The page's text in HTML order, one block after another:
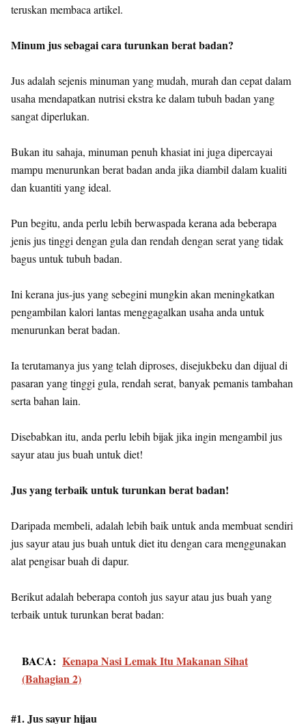
teruskan membaca artikel.
Minum jus sebagai cara turunkan berat badan?
Jus adalah sejenis minuman yang mudah, murah dan cepat dalam
usaha mendapatkan nutrisi ekstra ke dalam tubuh badan yang
sangat diperlukan.
Bukan itu sahaja, minuman penuh khasiat ini juga dipercayai
mampu menurunkan berat badan anda jika diambil dalam kualiti
dan kuantiti yang ideal.
Pun begitu, anda perlu lebih berwaspada kerana ada beberapa
jenis jus tinggi dengan gula dan rendah dengan serat yang tidak
bagus untuk tubuh badan.
Ini kerana jus-jus yang sebegini mungkin akan meningkatkan
pengambilan kalori lantas menggagalkan usaha anda untuk
menurunkan berat badan.
Ia terutamanya jus yang telah diproses, disejukbeku dan dijual di
pasaran yang tinggi gula, rendah serat, banyak pemanis tambahan
serta bahan lain.
Disebabkan itu, anda perlu lebih bijak jika ingin mengambil jus
sayur atau jus buah untuk diet!
Jus yang terbaik untuk turunkan berat badan!
Daripada membeli, adalah lebih baik untuk anda membuat sendiri
jus sayur atau jus buah untuk diet itu dengan cara menggunakan
alat pengisar buah di dapur.
Berikut adalah beberapa contoh jus sayur atau jus buah yang
terbaik untuk turunkan berat badan:
BACA: Kenapa Nasi Lemak Itu Makanan Sihat
(Bahagian 2)
#1. Jus sayur hijau